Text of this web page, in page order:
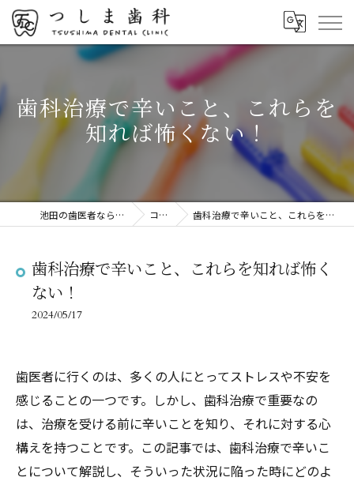
歯科治療で辛いこと、これらを
知れば怖くない！
池田の歯医者ならつしま歯科 コラム 歯科治療で辛いこと、これらを知れば怖くない！
歯科治療で辛いこと、これらを知れば怖く
ない！
2024/05/17
歯医者に行くのは、多くの人にとってストレスや不安を
感じることの一つです。しかし、歯科治療で重要なの
は、治療を受ける前に辛いことを知り、それに対する心
構えを持つことです。この記事では、歯科治療で辛いこ
とについて解説し、そういった状況に陥った時にどのよ